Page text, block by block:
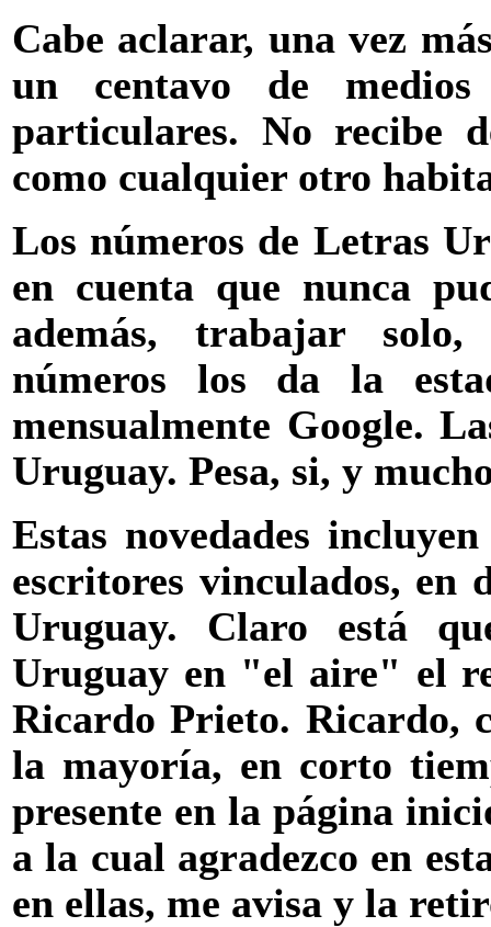
Cabe aclarar, una vez
un centavo de
particulares. No recibe
como cualquier otro
Los números de Letras
en cuenta que nunca
además, trabajar
números los da la
mensualmente Google.
Uruguay. Pesa, si, y
Estas novedades
escritores vinculados, en
Uruguay. Claro está
Uruguay en "el aire" el
Ricardo Prieto. Ricardo,
la mayoría, en corto
presente en la página
a la cual agradezco en
en ellas, me avisa y la